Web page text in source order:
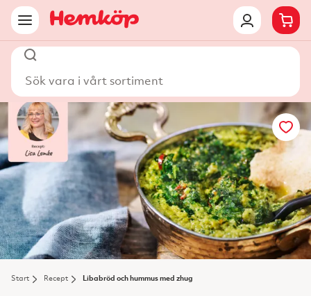
Start Recept Libabröd och hummus med zhug